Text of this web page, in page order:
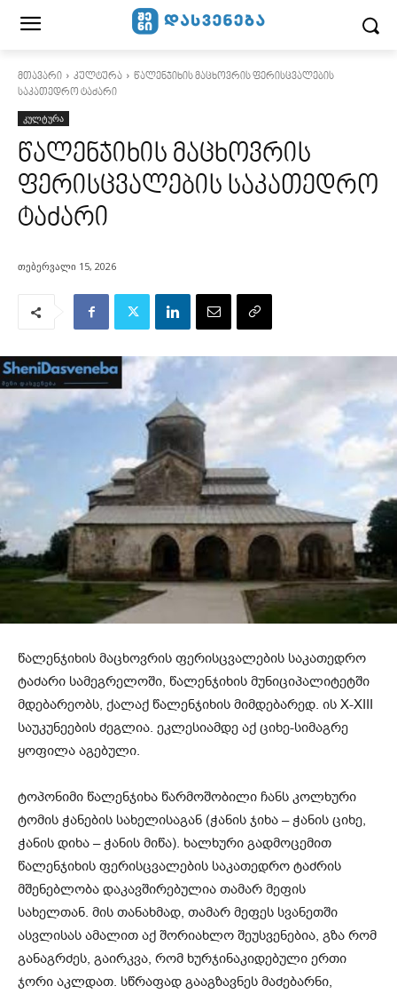
მთავარი კულტურა
წალენჯიხის მაცხოვრის ფერისცვალების
საკათედრო ტაძარი
კულტურა
წალენჯიხის მაცხოვრის
ფერისცვალების საკათედრო
ტაძარი
თებერვალი 15, 2026
წალენჯიხის მაცხოვრის ფერისცვალების საკათედრო
ტაძარი სამეგრელოში, წალენჯიხის მუნიციპალიტეტში
მდებარეობს, ქალაქ წალენჯიხის მიმდებარედ. ის X-XIII
საუკუნეების ძეგლია. ეკლესიამდე აქ ციხე-სიმაგრე
ყოფილა აგებული.
ტოპონიმი წალენჯიხა წარმოშობილი ჩანს კოლხური
ტომის ჭანების სახელისაგან (ჭანის ჯიხა – ჭანის ციხე,
ჭანის დიხა – ჭანის მიწა). ხალხური გადმოცემით
წალენჯიხის ფერისცვალების საკათედრო ტაძრის
მშენებლობა დაკავშირებულია თამარ მეფის
სახელთან. მის თანახმად, თამარ მეფეს სვანეთში
ასვლისას ამალით აქ შორიახლო შეუსვენებია, გზა რომ
განაგრძეს, გაირკვა, რომ ხურჯინაკიდებული ერთი
ჯორი აკლდათ. სწრაფად გააგზავნეს მაძებარნი,